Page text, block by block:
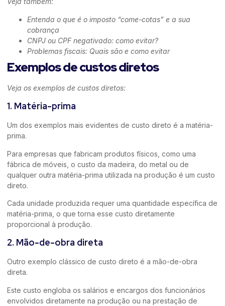
Entenda o que é o imposto “come-cotas” e a sua
cobrança
CNPJ ou CPF negativado: como evitar?
Problemas fiscais: Quais são e como evitar
Exemplos de custos diretos
Veja os exemplos de custos diretos:
1. Matéria-prima
Um dos exemplos mais evidentes de custo direto é a matéria-
prima.
Para empresas que fabricam produtos físicos, como uma
fábrica de móveis, o custo da madeira, do metal ou de
qualquer outra matéria-prima utilizada na produção é um custo
direto.
Cada unidade produzida requer uma quantidade específica de
matéria-prima, o que torna esse custo diretamente
proporcional à produção.
2. Mão-de-obra direta
Outro exemplo clássico de custo direto é a mão-de-obra
direta.
Este custo engloba os salários e encargos dos funcionários
envolvidos diretamente na produção ou na prestação de